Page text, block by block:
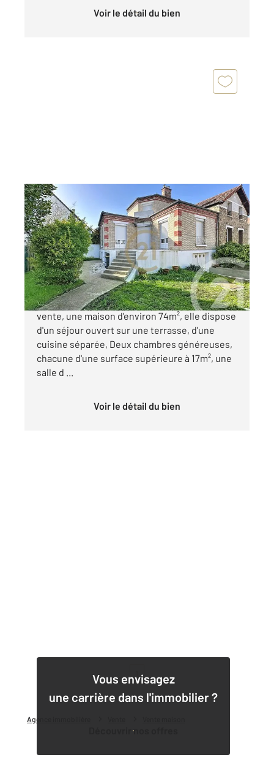
Agence immobilière
Voir le détail du bien
VIROFLAY 78
74,03 m2, 4 pièces
Ref : 463
Maison à vendre
777 040 €
Century 21 Fels Immobilier vous propose à la
vente, une maison d'environ 74m², elle dispose
d'un séjour ouvert sur une terrasse, d'une
cuisine séparée, Deux chambres généreuses,
chacune d'une surface supérieure à 17m², une
salle d ...
Voir le détail du bien
Vous envisagez
une carrière dans l'immobilier ?
Découvrir nos offres
1